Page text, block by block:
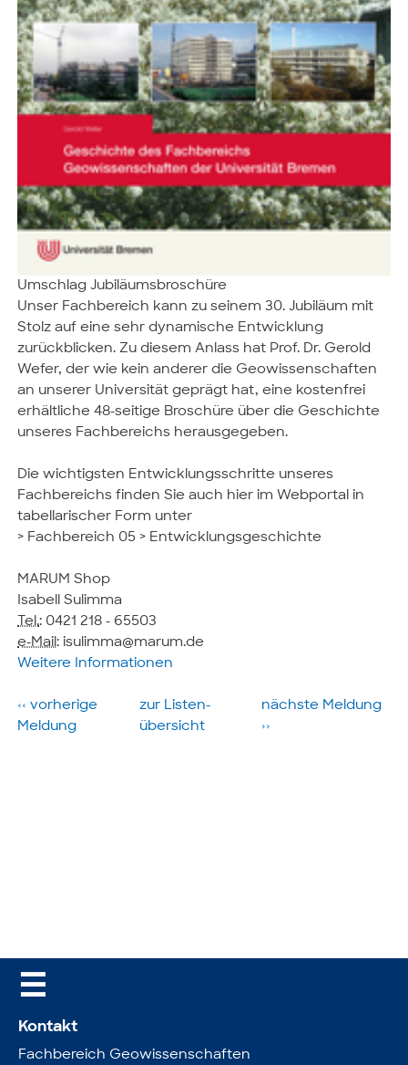
Umschlag Jubiläumsbroschüre
Unser Fachbereich kann zu seinem 30. Jubiläum mit
Stolz auf eine sehr dynamische Entwicklung
zurückblicken. Zu diesem Anlass hat Prof. Dr. Gerold
Wefer, der wie kein anderer die Geowissenschaften
an unserer Universität geprägt hat, eine kostenfrei
erhältliche 48-seitige Broschüre über die Geschichte
unseres Fachbereichs herausgegeben.
Die wichtigsten Entwicklungsschritte unseres
Fachbereichs finden Sie auch hier im Webportal in
tabellarischer Form unter
> Fachbereich 05 > Entwicklungsgeschichte
MARUM Shop
Isabell Sulimma
Tel.: 0421 218 - 65503
e-Mail: isulimma@marum.de
Weitere Informationen
‹‹ vorherige
Meldung
zur Listen­
übersicht
nächste­ Meldung
››
☰
Kontakt
Fachbereich Geowissenschaften